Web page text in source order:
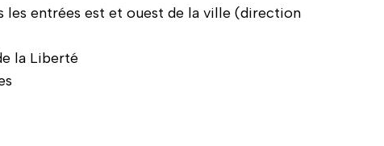
entrées est et ouest de la ville (direction
la Liberté